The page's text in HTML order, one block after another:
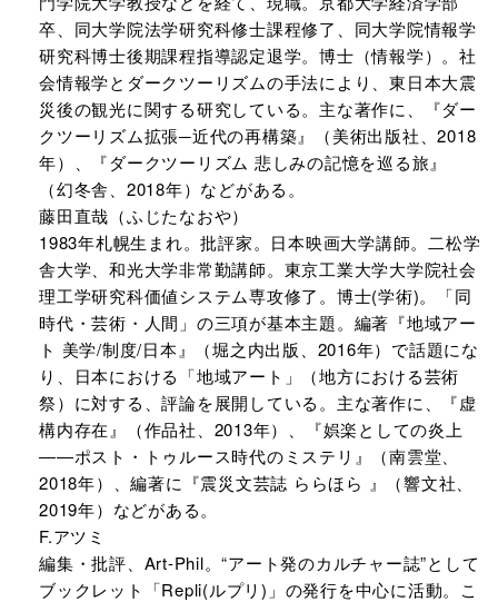
卒、同大学院法学研究科修士課程修了、同大学院情報学
研究科博士後期課程指導認定退学。博士（情報学）。社
会情報学とダークツーリズムの手法により、東日本大震
災後の観光に関する研究している。主な著作に、『ダー
クツーリズム拡張─近代の再構築』（美術出版社、2018
年）、『ダークツーリズム 悲しみの記憶を巡る旅』
（幻冬舎、2018年）などがある。
藤田直哉（ふじたなおや）
1983年札幌生まれ。批評家。日本映画大学講師。二松学
舎大学、和光大学非常勤講師。東京工業大学大学院社会
理工学研究科価値システム専攻修了。博士(学術)。「同
時代・芸術・人間」の三項が基本主題。編著『地域アー
ト 美学/制度/日本』（堀之内出版、2016年）で話題にな
り、日本における「地域アート」（地方における芸術
祭）に対する、評論を展開している。主な著作に、『虚
構内存在』（作品社、2013年）、『娯楽としての炎上
――ポスト・トゥルース時代のミステリ』（南雲堂、
2018年）、編著に『震災文芸誌 ららほら 』（響文社、
2019年）などがある。
F.アツミ
編集・批評、Art-Phil。“アート発のカルチャー誌”として
ブックレット「Repli(ルプリ)」の発行を中心に活動。こ